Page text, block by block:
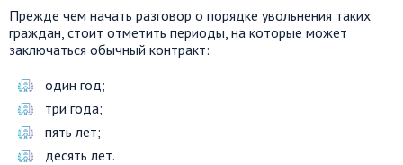
Прежде чем начать разговор о порядке увольнения таких
граждан, стоит отметить периоды, на которые может
заключаться обычный контракт:
один год;
три года;
пять лет;
десять лет.